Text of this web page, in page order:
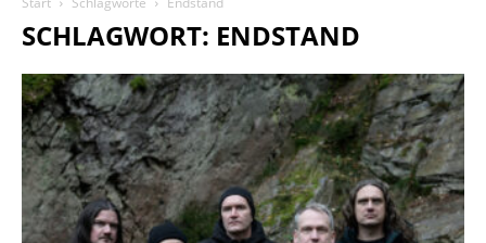
SCHLAGWORT: ENDSTAND